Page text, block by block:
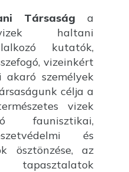
Társaság a
haltani
kutatók,
vizeinkért
személyek
célja a
vizek
faunisztikai,
és
ösztönzése, az
tapasztalatok